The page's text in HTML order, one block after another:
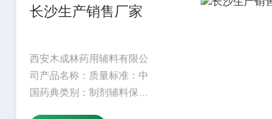
长沙生产销售厂家
西安木成林药用辅料有限公
司产品名称：质量标准：中
国药典类别：制剂辅料保质